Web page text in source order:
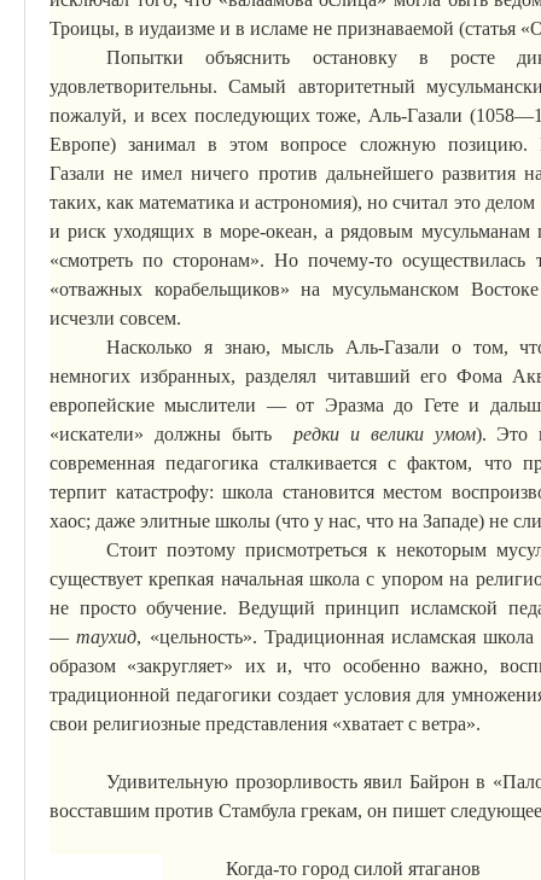
Троицы, в иудаизме и в исламе не признаваемой (статья
Попыткиобъяснить остановку в росте
удовлетворительны. Самый авторитетный
пожалуй, и всех последующих тоже, Аль-Газали
Европе) занимал в этом вопросе сложную позицию.
Газали не имел ничего против дальнейшего развития
таких, как математика и астрономия), но считал это
и риск уходящих в море-океан, а рядовым мусульманам
«смотреть по сторонам». Но почему-то осуществилась
«отважных корабельщиков» на мусульманском
исчезли совсем.
Насколько я знаю, мысль Аль-Газали о том,
немногих избранных, разделял читавший его Фома
европейские мыслители — от Эразма до Гете и
«искатели» должны быть
редки и велики умом). Это
современная педагогика сталкивается с фактом, что
терпит катастрофу: школа становится местом
хаос; даже элитные школы (что у нас, что на Западе) не
Стоит поэтому присмотреться к некоторым
существует крепкая начальная школа с упором на
не просто обучение. Ведущий принцип исламской
—таухид, «цельность». Традиционная исламская
образом «закругляет» их и, что особенно важно,
традиционной педагогики создает условия для
свои религиозные представления «хватает с ветра».
Удивительную прозорливость явил Байрон в
восставшим против Стамбула грекам, он пишет
Когда-то город силой ятаганов